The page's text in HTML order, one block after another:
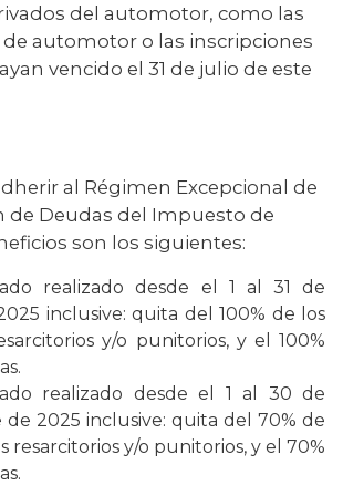
del automotor, como las
automotor o las inscripciones
vencido el 31 de julio de este
al Régimen Excepcional de
de Deudas del Impuesto de
son los siguientes:
realizado desde el 1 al 31 de
inclusive: quita del 100% de los
y/o punitorios, y el 100%
realizado desde el 1 al 30 de
de 2025 inclusive: quita del 70% de
resarcitorios y/o punitorios, y el 70%